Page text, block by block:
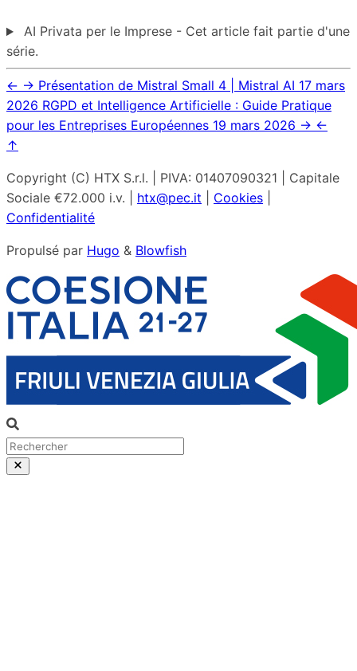
AI Privata per le Imprese - Cet article fait partie d'une
série.
← → Présentation de Mistral Small 4 | Mistral AI 17 mars
2026 RGPD et Intelligence Artificielle : Guide Pratique
pour les Entreprises Européennes 19 mars 2026 → ←
↑
Copyright (C) HTX S.r.l. | PIVA: 01407090321 | Capitale
Sociale €72.000 i.v. | htx@pec.it Cookies
Confidentialité
Propulsé par Hugo & Blowfish